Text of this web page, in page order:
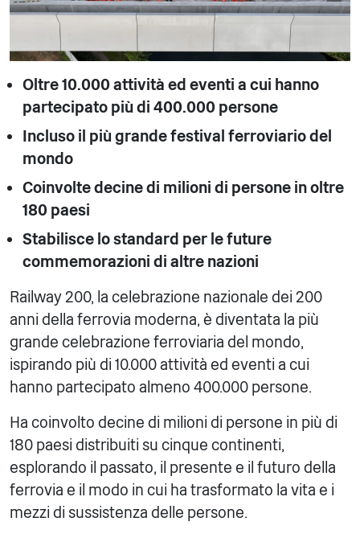
Oltre 10.000 attività ed eventi a cui hanno
partecipato più di 400.000 persone
Incluso il più grande festival ferroviario del
mondo
Coinvolte decine di milioni di persone in oltre
180 paesi
Stabilisce lo standard per le future
commemorazioni di altre nazioni
Railway 200, la celebrazione nazionale dei 200
anni della ferrovia moderna, è diventata la più
grande celebrazione ferroviaria del mondo,
ispirando più di 10.000 attività ed eventi a cui
hanno partecipato almeno 400.000 persone.
Ha coinvolto decine di milioni di persone in più di
180 paesi distribuiti su cinque continenti,
esplorando il passato, il presente e il futuro della
ferrovia e il modo in cui ha trasformato la vita e i
mezzi di sussistenza delle persone.